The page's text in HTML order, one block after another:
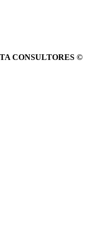
CONSULTORES ©